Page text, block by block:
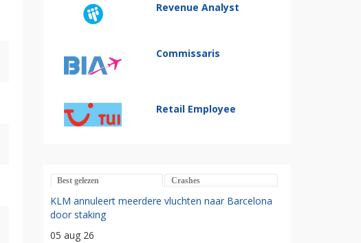
Revenue Analyst
Commissaris
Retail Employee
Best gelezen Crashes
KLM annuleert meerdere vluchten naar Barcelona
door staking
05 aug 26